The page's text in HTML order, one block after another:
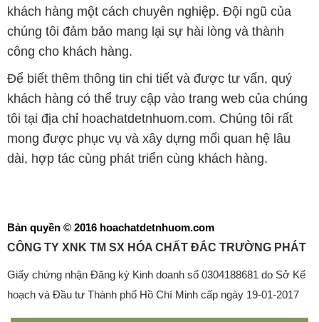
khách hàng một cách chuyên nghiệp. Đội ngũ của
chúng tôi đảm bảo mang lại sự hài lòng và thành
công cho khách hàng.
Để biết thêm thông tin chi tiết và được tư vấn, quý
khách hàng có thể truy cập vào trang web của chúng
tôi tại địa chỉ hoachatdetnhuom.com. Chúng tôi rất
mong được phục vụ và xây dựng mối quan hệ lâu
dài, hợp tác cùng phát triển cùng khách hàng.
Bản quyền © 2016 hoachatdetnhuom.com
CÔNG TY XNK TM SX HÓA CHẤT ĐẮC TRƯỜNG PHÁT
Giấy chứng nhận Đăng ký Kinh doanh số 0304188681 do Sở Kế
hoạch và Đầu tư Thành phố Hồ Chí Minh cấp ngày 19-01-2017